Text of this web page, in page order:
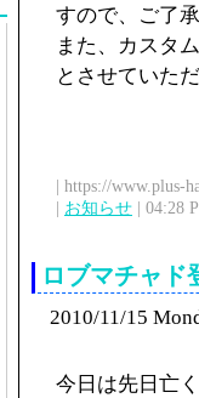
すので、ご了
また、カスタ
とさせていた
| https://www.plus-
| お知らせ | 04:28
ロブマチャド
2010/11/15
今日は先日亡